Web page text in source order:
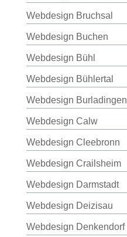
Webdesign Bruchsal
Webdesign Buchen
Webdesign Bühl
Webdesign Bühlertal
Webdesign Burladingen
Webdesign Calw
Webdesign Cleebronn
Webdesign Crailsheim
Webdesign Darmstadt
Webdesign Deizisau
Webdesign Denkendorf